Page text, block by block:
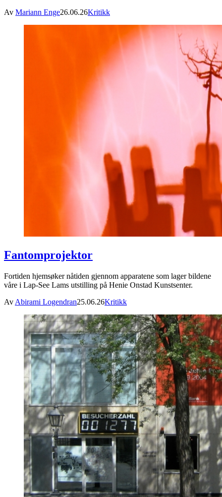
Av Mariann Enge26.06.26Kritikk
Fantomprojektor
Fortiden hjemsøker nåtiden gjennom apparatene som lager bildene
våre i Lap-See Lams utstilling på Henie Onstad Kunstsenter.
Av Abirami Logendran25.06.26Kritikk